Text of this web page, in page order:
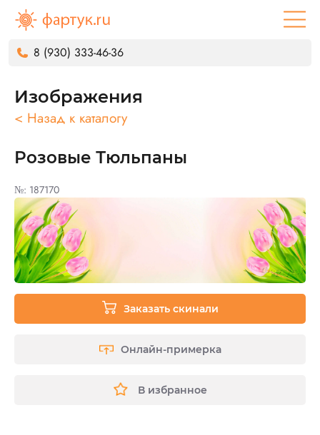
8 (930) 333-46-36
Изображения
< Назад к каталогу
Розовые Тюльпаны
№: 187170
Заказать скинали
Онлайн-примерка
В избранное